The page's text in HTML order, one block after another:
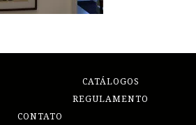
CATÁLOGOS
REGULAMENTO
CONTATO